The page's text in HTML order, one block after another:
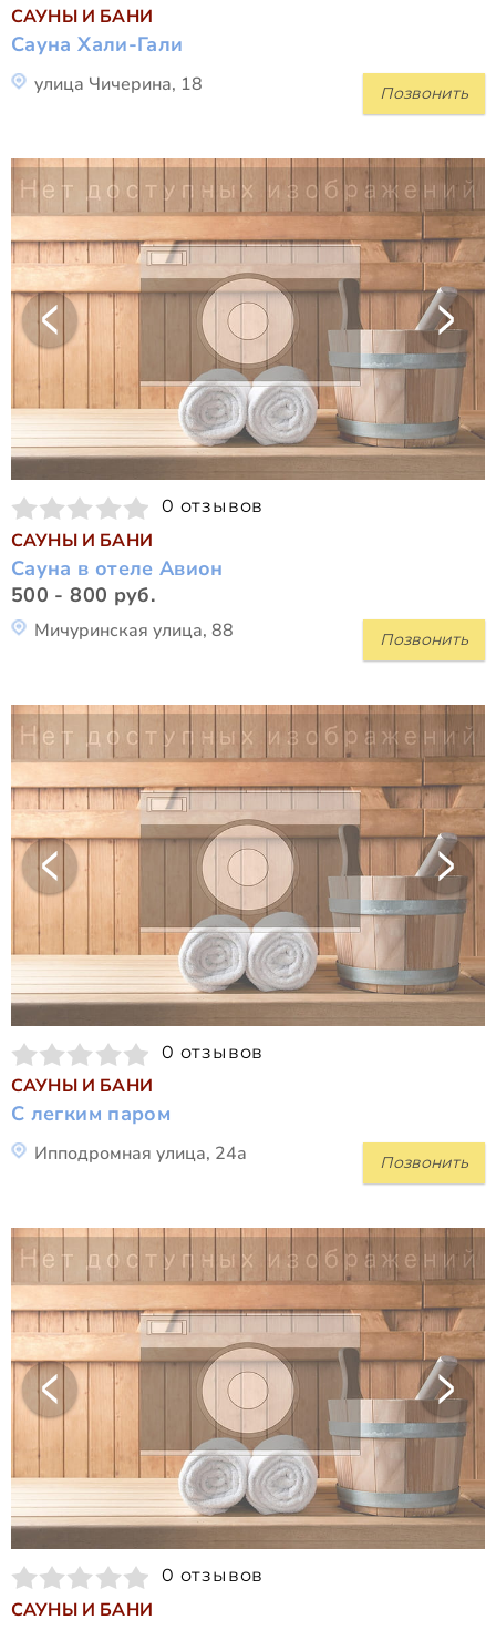
САУНЫ И БАНИ
Сауна Хали-Гали
Позвонить
улица Чичерина, 18
0 отзывов
САУНЫ И БАНИ
Сауна в отеле Авион
500 - 800 руб.
Позвонить
Мичуринская улица, 88
0 отзывов
САУНЫ И БАНИ
С легким паром
Позвонить
Ипподромная улица, 24а
0 отзывов
САУНЫ И БАНИ